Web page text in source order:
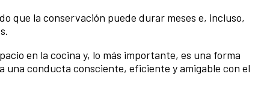
que la conservación puede durar meses e, incluso,
en la cocina y, lo más importante, es una forma
conducta consciente, eficiente y amigable con el